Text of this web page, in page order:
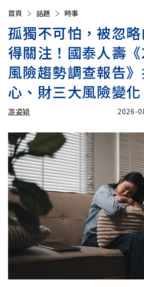
首頁 話題 時事
孤獨不可怕，被忽
得關注！國泰人壽
風險趨勢調查報告》
心、財三大風險變化
游姿穎 2026-